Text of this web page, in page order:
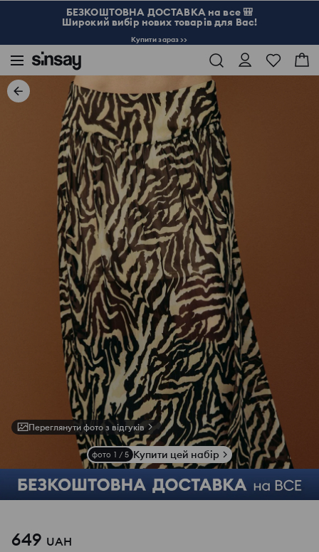
БЕЗКОШТОВНА ДОСТАВКА на все 🎒
Широкий вибір нових товарів для Вас!
Купити зараз >>
Переглянути фото з відгуків
фото 1 / 5 Купити цей набір
649 UAH